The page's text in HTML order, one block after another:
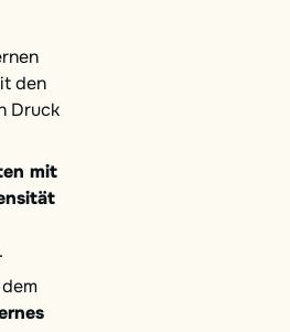
den
Druck
mit